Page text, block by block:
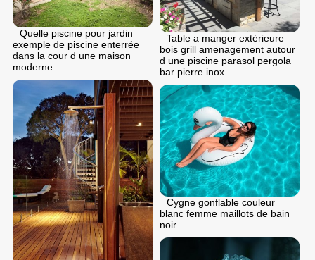
Table a manger extérieure
bois grill amenagement autour
d une piscine parasol pergola
bar pierre inox
Quelle piscine pour jardin
exemple de piscine enterrée
dans la cour d une maison
moderne
Cygne gonflable couleur
blanc femme maillots de bain
noir